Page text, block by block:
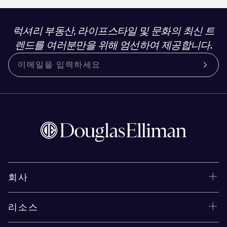
럭셔리 부동산, 라이프스타일 및 문화의 최신 트
렌드를 여러분만을 위해 엄선하여 제공합니다.
회사
리소스